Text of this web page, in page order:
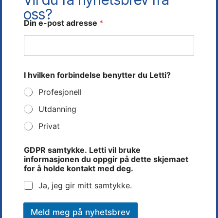
Jan Tore Stenersen
jan.tore@letti.no
Ivar-Erik Skaret
ivar@letti.no
oss?
Din e-post adresse *
D
P
R
L
e
t
t
?
s
k
j
e
a
I hvilken forbindelse benytter du Letti?
Profesjonell
Utdanning
Privat
GDPR samtykke. Letti vil bruke
informasjonen du oppgir på dette skjemaet
for å holde kontakt med deg.
Ja, jeg gir mitt samtykke.
Meld meg på nyhetsbrev